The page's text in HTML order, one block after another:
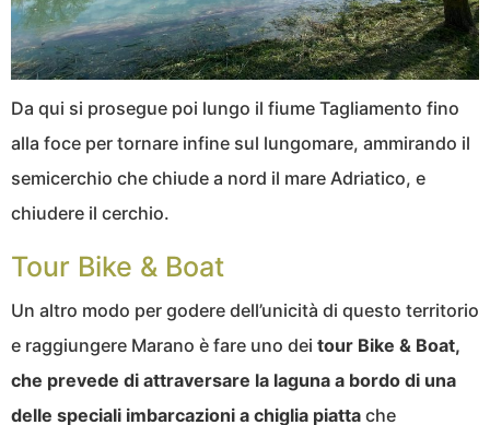
Da qui si prosegue poi lungo il fiume Tagliamento fino
alla foce per tornare infine sul lungomare, ammirando il
semicerchio che chiude a nord il mare Adriatico, e
chiudere il cerchio.
Tour Bike & Boat
Un altro modo per godere dell’unicità di questo territorio
e raggiungere Marano è fare uno dei tour Bike & Boat,
che prevede di attraversare la laguna a bordo di una
delle speciali imbarcazioni a chiglia piatta che